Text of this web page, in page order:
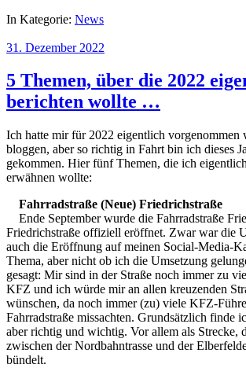
In Kategorie: News
31. Dezember 2022
5 Themen, über die 2022
berichten wollte …
Ich hatte mir für 2022 eigentlich vorgenommen
bloggen, aber so richtig in Fahrt bin ich dieses
gekommen. Hier fünf Themen, die ich
erwähnen wollte:
Fahrradstraße (Neue) Friedrichstraße
Ende September wurde die Fahrradstraße
Friedrichstraße offiziell eröffnet. Zwar war die
auch die Eröffnung auf meinen Social-Media-
Thema, aber nicht ob ich die Umsetzung
gesagt: Mir sind in der Straße noch immer zu
KFZ und ich würde mir an allen kreuzenden
wünschen, da noch immer (zu) viele KFZ-
Fahrradstraße missachten. Grundsätzlich finde
aber richtig und wichtig. Vor allem als Strecke,
zwischen der Nordbahntrasse und der
bündelt.